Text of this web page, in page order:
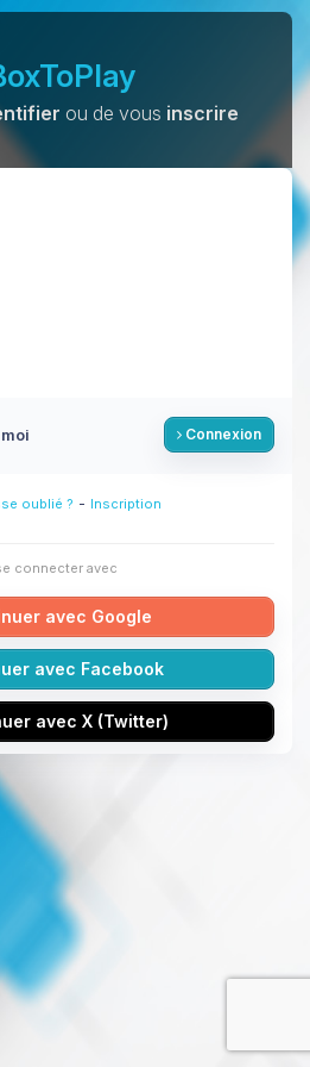
ou de vous inscrire
Connexion
oublié ? - Inscription
connecter avec
avec Google
avec Facebook
avec X (Twitter)